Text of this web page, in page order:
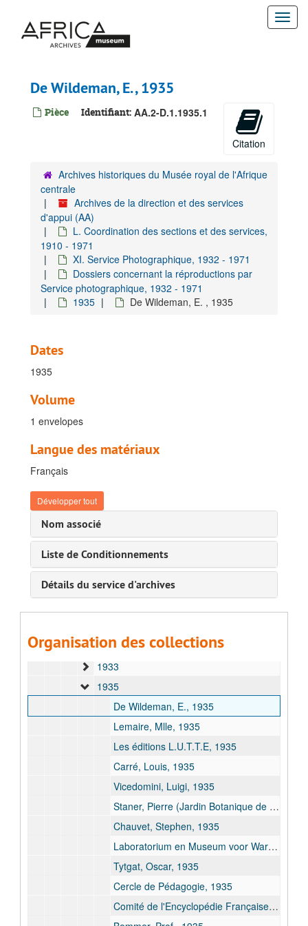
contenu
De Wildeman, E. , 1935
Pièce Identifiant: AA.2-D.1.1935.1
Citation
Archives historiques du Musée royal de l'Afrique
centrale
Archives de la direction et des services
d'appui (AA)
L. Coordination des sections et des services,
1910 - 1971
XI. Service Photographique, 1932 - 1971
Dossiers concernant la réproductions par
Service photographique, 1932 - 1971
1935
De Wildeman, E. , 1935
Dates
1935
Volume
1 envelopes
Langue des matériaux
Français
Développer tout
Nom associé
Liste de Conditionnements
Détails du service d'archives
Organisation des collections
Archives de la direction et des services d'appui
B. Gestion financière, 1924-1928
C. Gestion financière du patrimoine, 1908-1909
D. Gestion matérielle, surveillance et sécurite, 1896-1930
E. Coordination initiatives de collaboration, 1963-1989
F. Gestion du personnel
G. Gestion ICT
H. Coördination Stratégique
J. Coordination des expositions, 1910 - 1931
K. Coordination de la recherche scientifique, 1903-1932
I. Section Ethnographique, 1910-1931
II. Section des Sciences économiques et le Laboratoire de chimie, et ultérieurement de la section d’Économie, 1910-1931
III. Section des Sciences morales, Politiques et Historiques, 1910-1931
IV. Section des Sciences Naturelles, 1910-1928
VI. Section de Géologie et Minéralogie et, ultérieurement la section de Géologie
VII. Section de Zoologie et Entomologie et, ultérieurement, de la section de Zoologie
IX. Section de Documentation et Vulgarisation
X. Bibliothèque
1932
1933
1935
De Wildeman, E., 1935
Lemaire, Mlle, 1935
Les éditions L.U.T.T.E, 1935
Carré, Louis, 1935
Vicedomini, Luigi, 1935
Staner, Pierre (Jardin Botanique de l'Etat), 1935
Chauvet, Stephen, 1935
Laboratorium en Museum voor Warenkunde (A.J.J. Van De Velde), 1935
Tytgat, Oscar, 1935
Cercle de Pédagogie, 1935
Comité de l'Encyclopédie Française ( André Leroi-Gourhan, 1935